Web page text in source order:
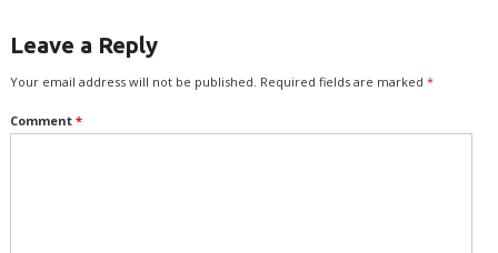
Leave a Reply
Your email address will not be published. Required fields are marked *
Comment *